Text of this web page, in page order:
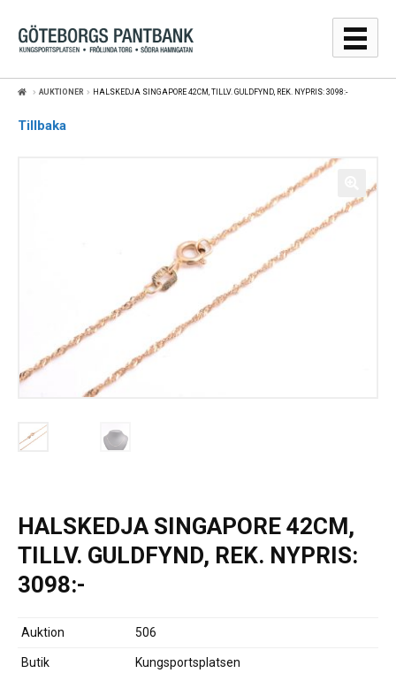
Hoppa
till
navigering
Hoppa
till
innehåll
GULDPRISER
KONTAKT
AUKTIONER HALSKEDJA SINGAPORE 42CM, TILLV. GULDFYND, REK. NYPRIS: 3098:-
Tillbaka
HALSKEDJA SINGAPORE 42CM,
TILLV. GULDFYND, REK. NYPRIS:
3098:-
Auktion 506
Butik Kungsportsplatsen